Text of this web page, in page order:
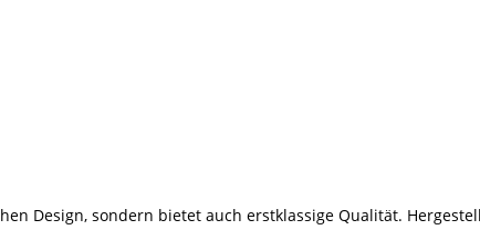
Design, sondern bietet auch erstklassige Qualität.